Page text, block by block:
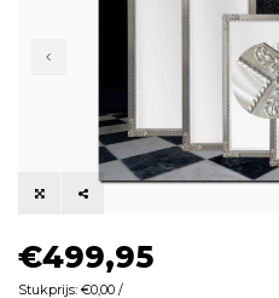
€499,95
Stukprijs: €0,00 /